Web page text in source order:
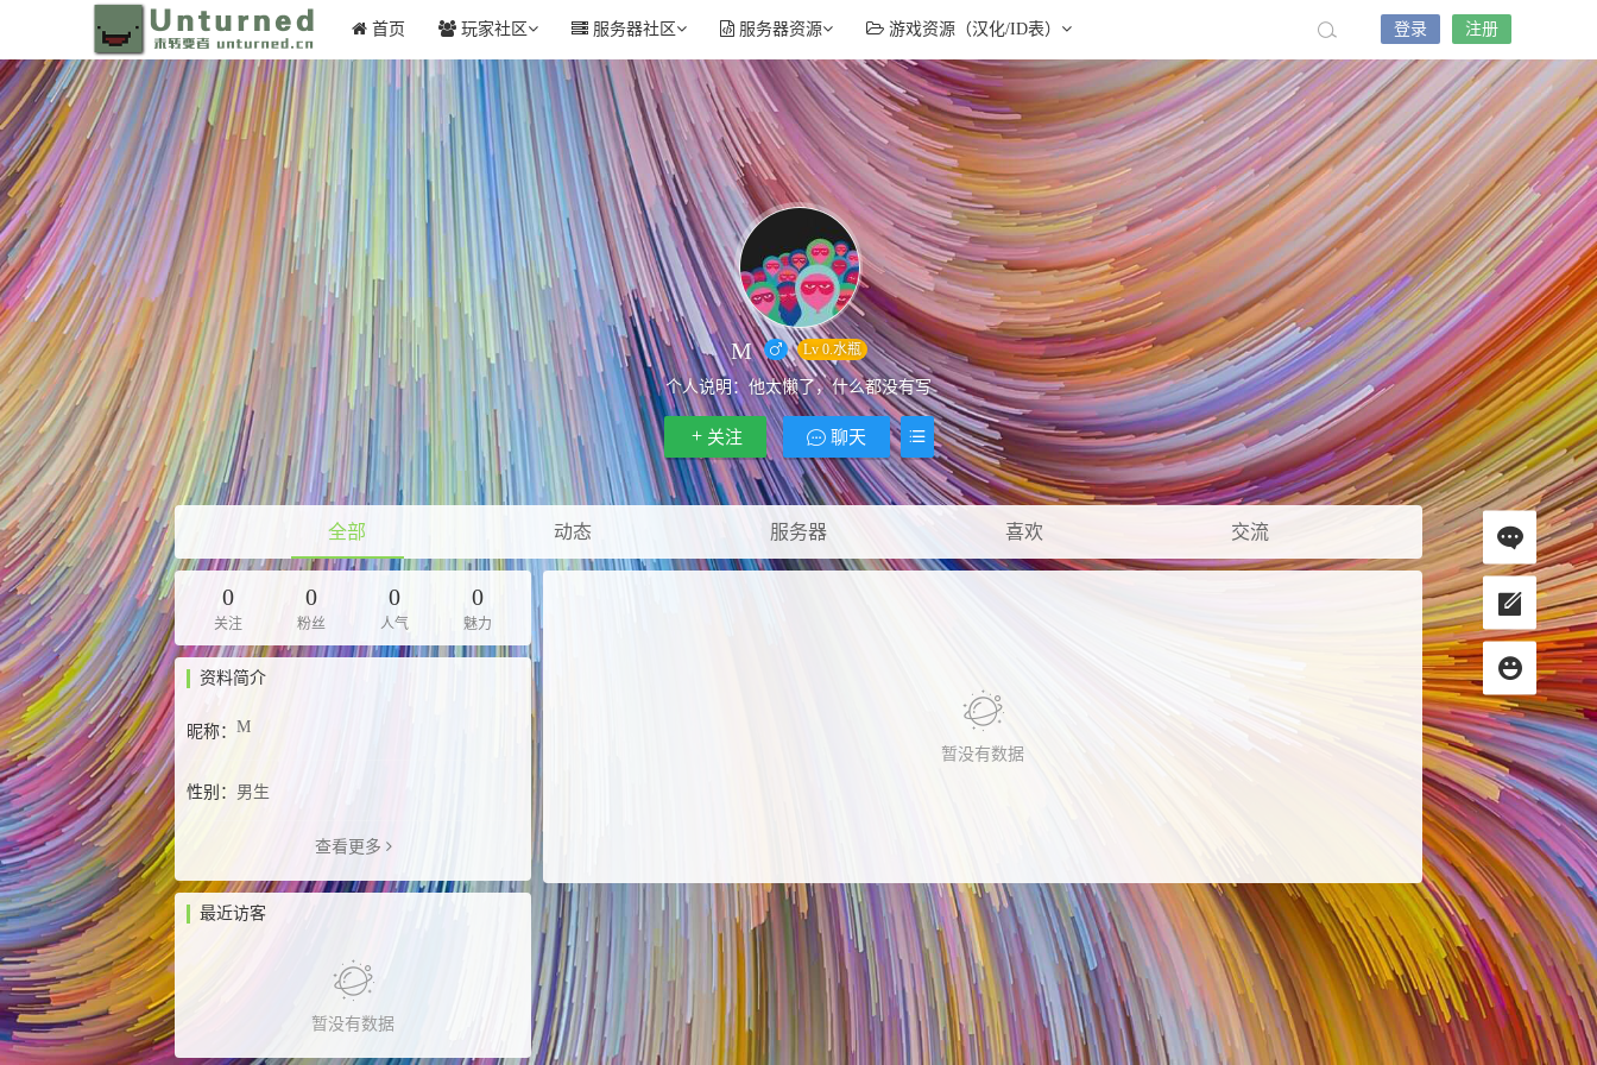
首页 玩家社区 服务器社区 服务器资源 游戏资源（汉化/ID表） 登录 注册
M Lv 0.水瓶
个人说明： 他太懒了，什么都没有写
关注 聊天
全部 动态 服务器 喜欢 交流
0
关注
0
粉丝
0
人气
0
魅力
资料简介
昵称： M
性别： 男生
查看更多
最近访客
暂没有数据
暂没有数据